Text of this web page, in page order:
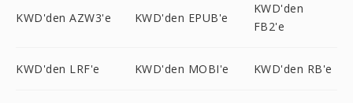
KWD'den AZW3'e KWD'den EPUB'e
KWD'den
FB2'e
KWD'den LRF'e KWD'den MOBI'e KWD'den RB'e